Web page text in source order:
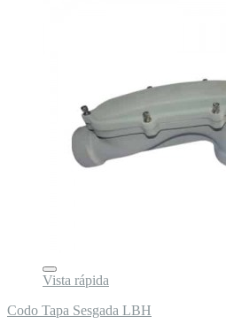
Vista rápida
Codo Tapa Sesgada LBH